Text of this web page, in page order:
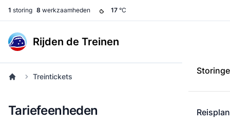
1 storing 8 werkzaamheden 17 °C
Rijden de Treinen
Treintickets
Tariefeenheden